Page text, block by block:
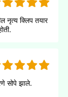
नृत्य क्लिप तयार
सोपे झाले.